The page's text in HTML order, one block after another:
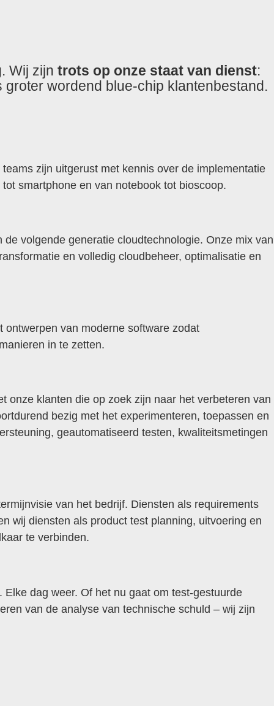
Wij zijn trots op onze staat van dienst:
wordend blue-chip klantenbestand.
zijn uitgerust met kennis over de implementatie
smartphone en van notebook tot bioscoop.
volgende generatie cloudtechnologie. Onze mix van
en volledig cloudbeheer, optimalisatie en
van moderne software zodat
in te zetten.
onze klanten die op zoek zijn naar het verbeteren van
bezig met het experimenteren, toepassen en
geautomatiseerd testen, kwaliteitsmetingen
van het bedrijf. Diensten als requirements
wij diensten als product test planning, uitvoering en
te verbinden.
dag weer. Of het nu gaat om test-gestuurde
van de analyse van technische schuld – wij zijn